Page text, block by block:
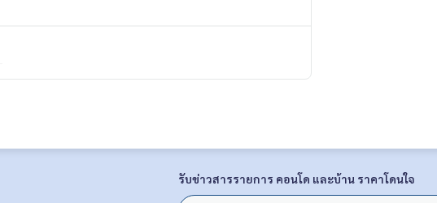
รับข่าวสารรายการ คอนโด และบ้าน ราคาโดนใจ